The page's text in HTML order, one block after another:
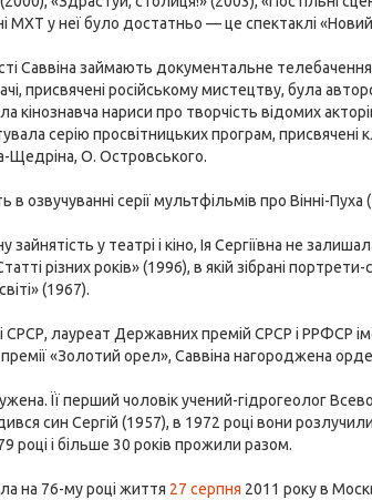
МХТ у неї було достатньо — це спектаклі
Саввіна займають документальне
присвячені російському мистецтву, була
кінознавча нариси про творчість відомих
серію просвітницьких програм, присвячені
Щедріна, О. Островського.
в озвучуванні серії мультфільмів про Вінні-
у театрі і кіно, Ія Сергіївна не
різних років» (1996), в якій зібрані
(1967).
лауреат Державних премій СРСР і РРФСР
«Золотий орел», Саввіна нагороджена
Її перший чоловік учений-гідрогеолог
син Сергій (1957), в 1972 році вони
році і більше 30 років прожили разом.
на 76-му році життя 27 серпня 2011 року в